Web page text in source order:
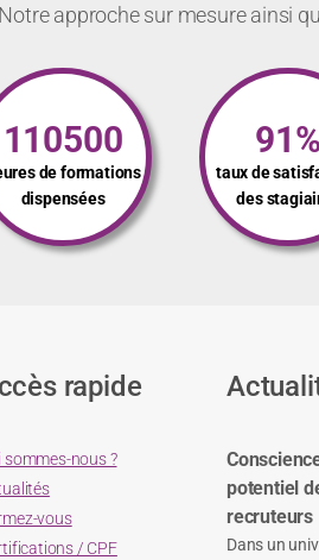
approche sur mesure ainsi
110500
de formations
dispensées
91%
taux de
des
rapide
sommes-nous ?
vous
/ CPF
potentiel
recruteurs
Dans un